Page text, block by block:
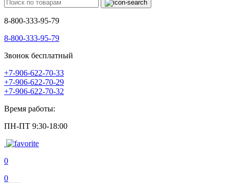
8-800-333-95-79
8-800-333-95-79
Звонок бесплатный
+7-906-622-70-33
+7-906-622-70-29
+7-906-622-70-32
Время работы:
ПН-ПТ 9:30-18:00
0
0